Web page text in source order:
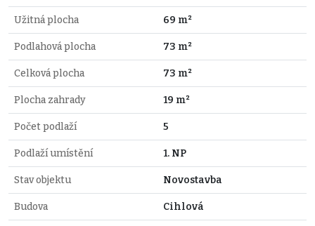
Užitná plocha 69 m²
Podlahová plocha 73 m²
Celková plocha 73 m²
Plocha zahrady 19 m²
Počet podlaží 5
Podlaží umístění 1. NP
Stav objektu Novostavba
Budova Cihlová